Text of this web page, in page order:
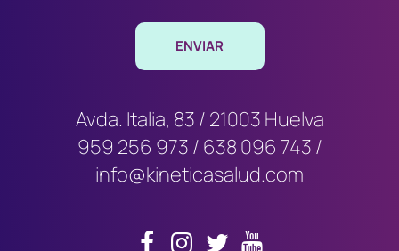
Avda. Italia, 83 / 21003 Huelva
959 256 973 / 638 096 743 /
info@kineticasalud.com